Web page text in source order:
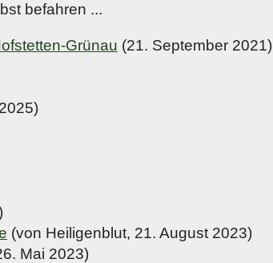
befahren ...
Grünau (21. September 2021)
(von Heiligenblut, 21. August 2023)
Mai 2023)